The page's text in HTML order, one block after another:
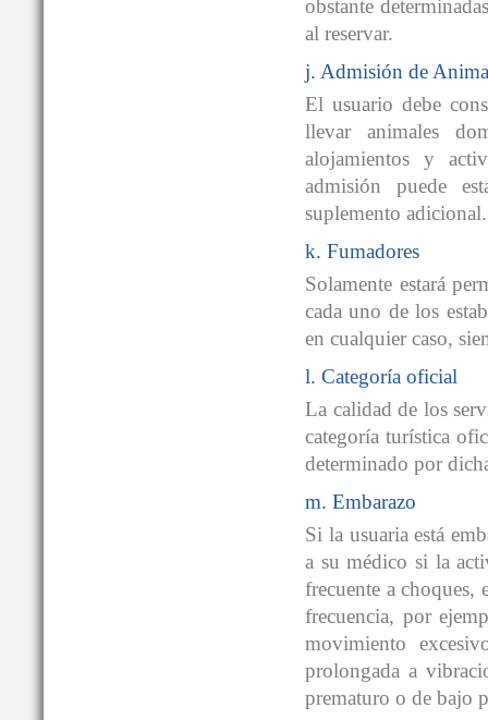
obstante
al reservar.
j. Admisión de
El usuario debe
llevar animales
alojamientos y
admisión puede
suplemento adicional.
k. Fumadores
Solamente estará
cada uno de los
en cualquier caso,
l. Categoría oficial
La calidad de los
categoría turística
determinado por
m. Embarazo
Si la usuaria está
a su médico si la
frecuente a choques,
frecuencia, por
movimiento
prolongada a
prematuro o de bajo